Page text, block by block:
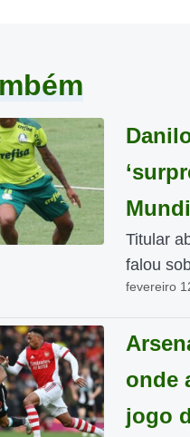
Titular
falou
fevereiro
onde
jogo